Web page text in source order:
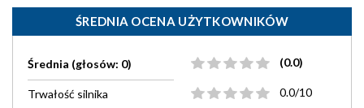
ŚREDNIA OCENA UŻYTKOWNIKÓW
Średnia (głosów: 0) (0.0)
Trwałość silnika
0.0/10